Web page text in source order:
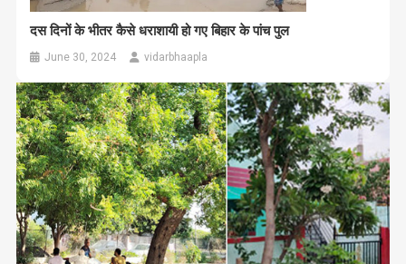
दस दिनों के भीतर कैसे धराशायी हो गए बिहार के पांच पुल
June 30, 2024 vidarbhaapla